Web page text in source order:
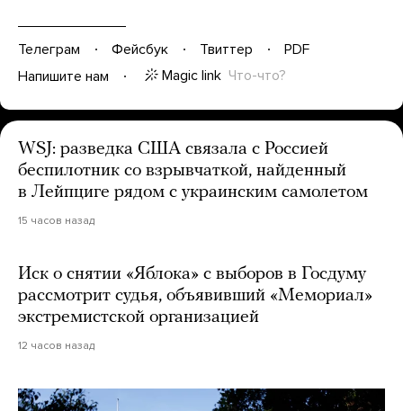
Телеграм Фейсбук Твиттер
PDF
Напишите нам
Magic link Что-что?
WSJ: разведка США связала с Россией
беспилотник со взрывчаткой, найденный
в Лейпциге рядом с украинским самолетом
15 часов назад
Иск о снятии «Яблока» с выборов в Госдуму
рассмотрит судья, объявивший «Мемориал»
экстремистской организацией
12 часов назад